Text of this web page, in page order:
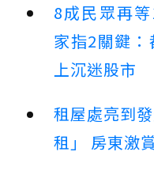
8成民眾再
家指2關鍵
上沉迷股市
租屋處亮到
租」 房東激